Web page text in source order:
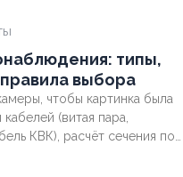
4
типы,
выбора
чтобы картинка была
(витая пара,
КВК), расчёт сечения по
сигнала.